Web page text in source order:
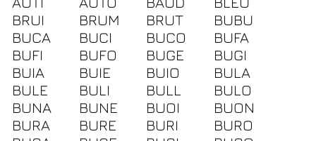
BRUI
BRUM BRUT
BUBU
BUCA
BUCI BUCO
BUFA
BUFI
BUFO BUGE
BUGI
BUIA
BUIE BUIO
BULA
BULE
BULI BULL
BULO
BUNA
BUNE BUOI
BUON
BURA
BURE BURI
BURO